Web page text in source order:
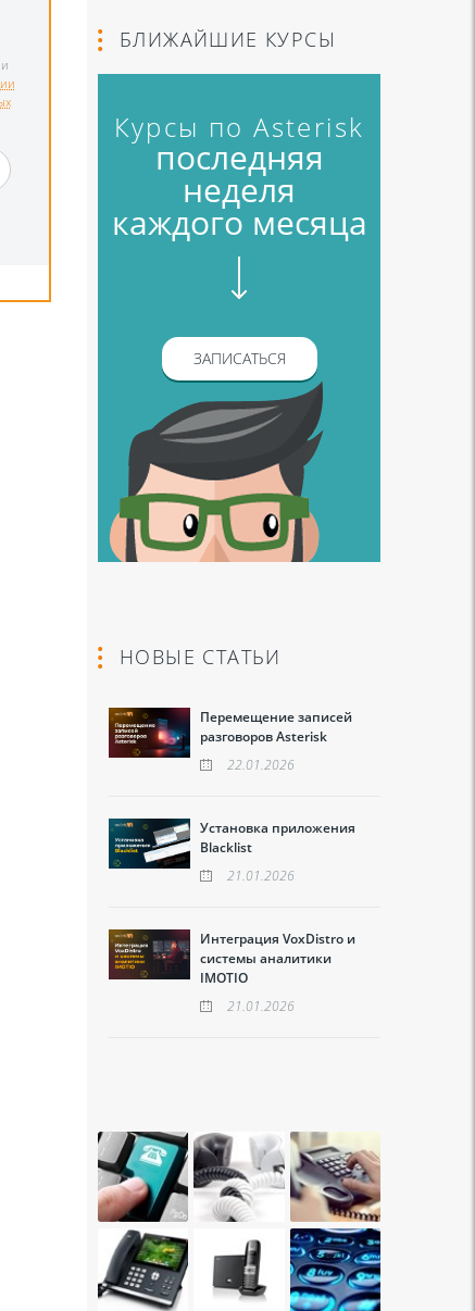
БЛИЖАЙШИЕ КУРСЫ
Курсы по Asterisk
последняя
неделя
каждого месяца
ЗАПИСАТЬСЯ
НОВЫЕ СТАТЬИ
Перемещение записей
разговоров Asterisk
22.01.2026
Установка приложения
Blacklist
21.01.2026
Интеграция VoxDistro и
системы аналитики
IMOTIO
21.01.2026